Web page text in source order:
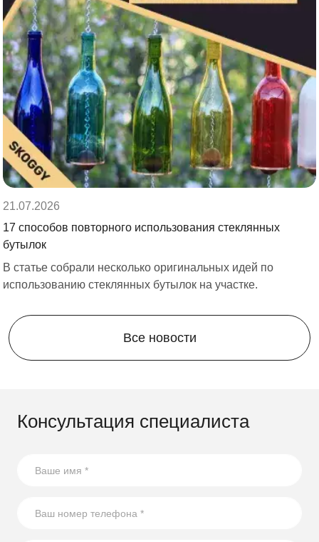
21.07.2026
17 способов повторного использования стеклянных
бутылок
В статье собрали несколько оригинальных идей по
использованию стеклянных бутылок на участке.
Все новости
Консультация специалиста